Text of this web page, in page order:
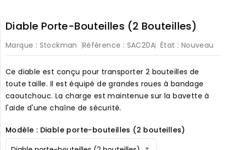
Diable Porte-Bouteilles (2 Bouteilles)
Marque : Stockman Référence : SAC20A État : Nouveau
Ce diable est conçu pour transporter 2 bouteilles de
toute taille. Il est équipé de grandes roues à bandage
caoutchouc. La charge est maintenue sur la bavette à
l'aide d'une chaîne de sécurité.
Modèle : Diable porte-bouteilles (2 bouteilles)